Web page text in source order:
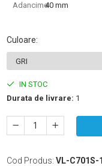
Adancime40 mm
Culoare:
IN STOC
Durata de livrare: 1
Cod Produs: VL-C701S-